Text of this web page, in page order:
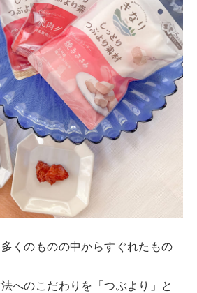
多くのものの中からすぐれたもの
へのこだわりを「つぶより」と